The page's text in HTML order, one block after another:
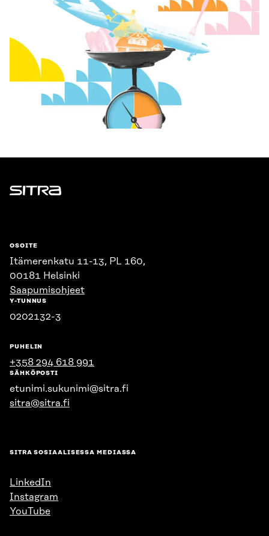
Sitra
OSOITE
Itämerenkatu 11-13, PL 160,
00181 Helsinki
Saapumisohjeet
Y-TUNNUS
0202132-3
PUHELIN
+358 294 618 991
SÄHKÖPOSTI
etunimi.sukunimi@sitra.fi
sitra@sitra.fi
SITRA SOSIAALISESSA MEDIASSA
LinkedIn
Instagram
YouTube